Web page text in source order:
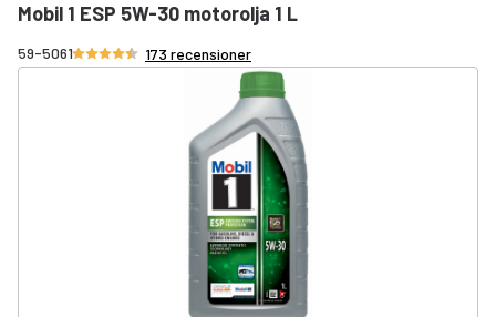
Mobil 1 ESP 5W-30 motorolja 1 L
59-5061Betyg 4.7/5 stjärnor
173 recensioner